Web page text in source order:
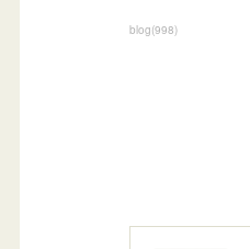
blog(998)